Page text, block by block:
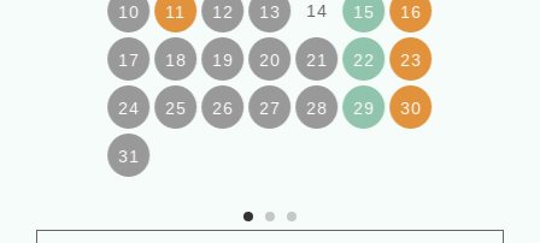
10 11 12 13 14 15 16
17 18 19 20 21 22 23
24 25 26 27 28 29 30
31